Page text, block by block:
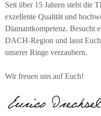
Seit über 15 Jahren steht
exzellente Qualität und
Diamantkompetenz. Besucht
DACH-Region und lasst
unserer Ringe verzaubern.
Wir freuen uns auf Euch!